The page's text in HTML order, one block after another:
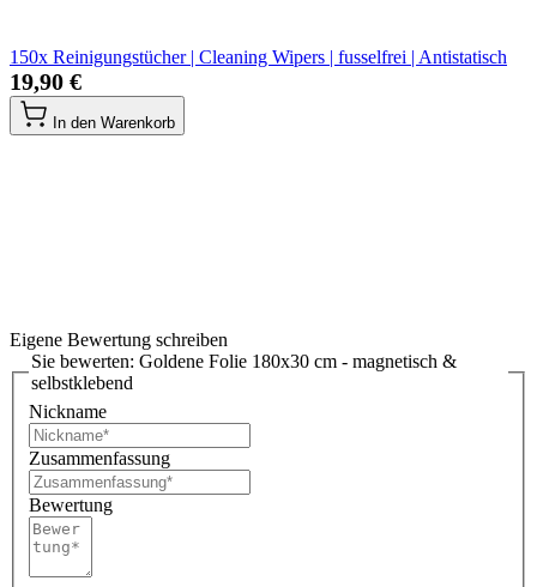
150x Reinigungstücher | Cleaning Wipers | fusselfrei | Antistatisch
19,90 €
In den Warenkorb
Eigene Bewertung schreiben
Sie bewerten: Goldene Folie 180x30 cm - magnetisch &
selbstklebend
Nickname
Zusammenfassung
Bewertung